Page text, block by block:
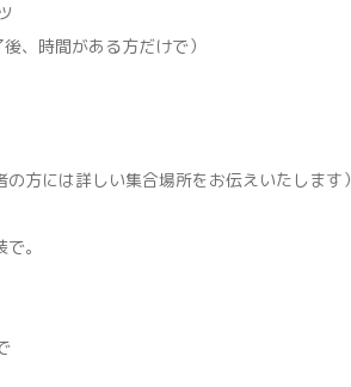
、時間がある方だけで）
方には詳しい集合場所をお伝えいたします）
。